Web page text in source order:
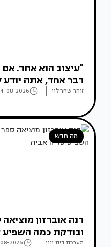
"עיצוב הוא אחד.
דבר אחד, אתה
זוהר שחר לוי 08-2026
מה חדש
דנה אוברזון
ובודקת כמה השפיע
מערכת בית ונוי 2026